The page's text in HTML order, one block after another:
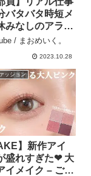
バタバタ時短メ
みなしのアラフ
マ｜手抜きメイ
/ まおめいく。
2023.10.28
ッション
】新作アイ
盛れすぎた❤︎ 大
イメイク – ごん